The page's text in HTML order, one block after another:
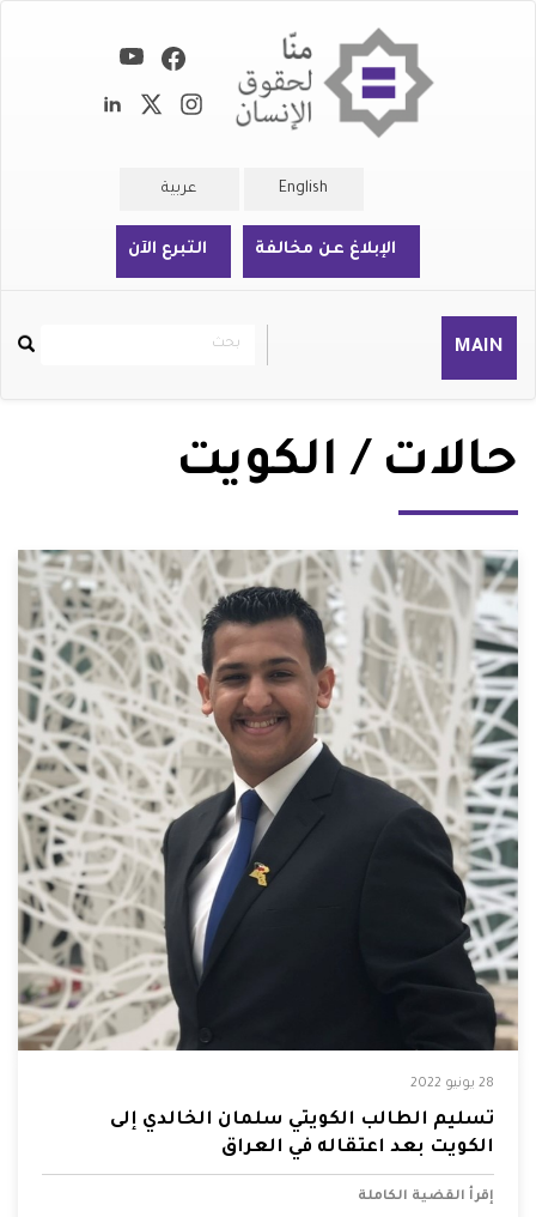
English عربية
الإبلاغ عن مخالفة التبرع الآن
MAIN
Rechercher
بحث
حالات / الكويت
28 يونيو 2022
تسليم الطالب الكويتي سلمان الخالدي إلى
الكويت بعد اعتقاله في العراق
إقرأ القضية الكاملة